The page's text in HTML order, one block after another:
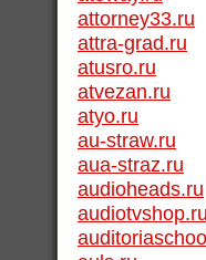
attorney33.ru
attra-grad.ru
atusro.ru
atvezan.ru
atyo.ru
au-straw.ru
aua-straz.ru
audioheads.ru
audiotvshop.ru